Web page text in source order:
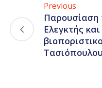
Previous
Παρουσίαση
Ελεγκτής
Τασιόπουλου